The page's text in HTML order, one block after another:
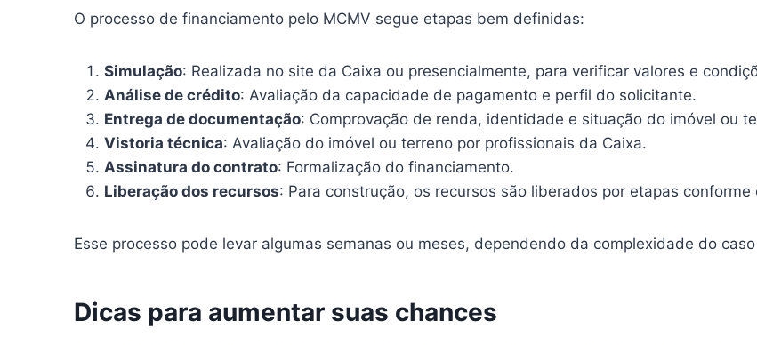
O processo de financiamento pelo MCMV segue etapas bem definidas:
Simulação: Realizada no site da Caixa ou presencialmente, para verificar valores e
Análise de crédito: Avaliação da capacidade de pagamento e perfil do solicitante.
Entrega de documentação: Comprovação de renda, identidade e situação do imóvel ou
Vistoria técnica: Avaliação do imóvel ou terreno por profissionais da Caixa.
Assinatura do contrato: Formalização do financiamento.
Liberação dos recursos: Para construção, os recursos são liberados por etapas conforme
Esse processo pode levar algumas semanas ou meses, dependendo da complexidade do
Dicas para aumentar suas chances